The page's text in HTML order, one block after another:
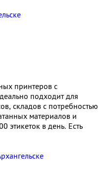
принтеров с
подходит для
складов с потребностью
материалов и
этикеток в день. Есть